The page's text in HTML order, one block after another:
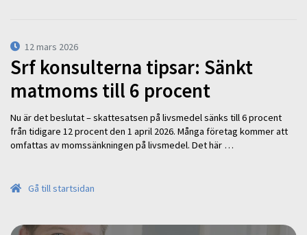
12 mars 2026
Srf konsulterna tipsar: Sänkt
matmoms till 6 procent
Nu är det beslutat – skattesatsen på livsmedel sänks till 6 procent
från tidigare 12 procent den 1 april 2026. Många företag kommer att
omfattas av momssänkningen på livsmedel. Det här …
Gå till startsidan